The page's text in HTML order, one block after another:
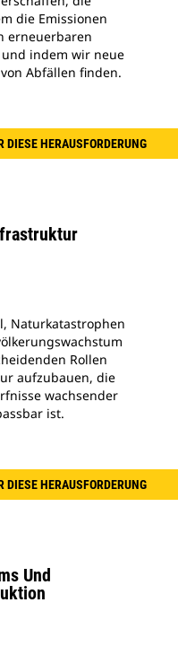
die Emissionen
erneuerbaren
indem wir neue
Abfällen finden.
HERAUSFORDERUNG
Naturkatastrophen
Rollen
aufzubauen, die
wachsender
ist.
HERAUSFORDERUNG
Und